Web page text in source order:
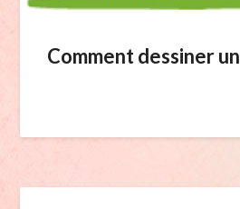
Comment dessiner